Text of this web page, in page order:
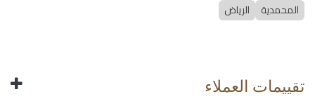
المحمدية
الرياض
تقييمات العملاء